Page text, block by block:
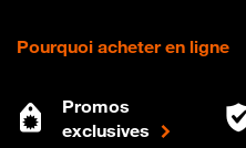
Pourquoi acheter en ligne
Promos
exclusives